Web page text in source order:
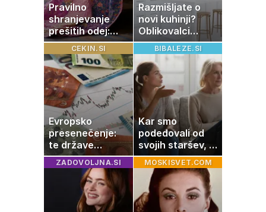
Pravilno
shranjevanje
prešitih odej:
Kako ohraniti
družinsko
dediščino
Razmišljate o
novi kuhinji?
Oblikovalci
opozarjajo, da te
barve izgubljajo
priljubljenost
CEKIN.SI
Evropsko
presenečenje:
te države
rastejo hitreje
od Nemčije,
nekatere celo
večkrat hitreje
BIBALEZE.SI
Kar smo
podedovali od
svojih staršev, ni
nujno naša
usoda
ZADOVOLJNA.SI MOSKISVET.COM